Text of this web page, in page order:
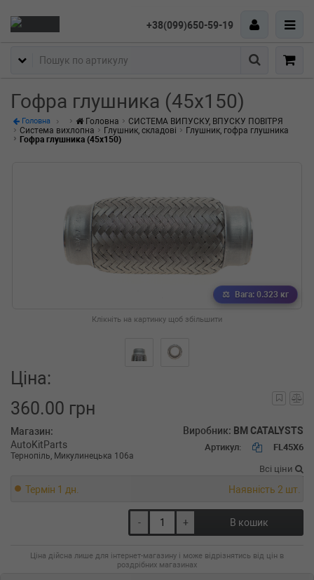
+38(099)650-59-19
Пошук
Гофра глушника (45x150)
Головна Головна
СИСТЕМА ВИПУСКУ, ВПУСКУ ПОВІТРЯ
Система вихлопна
Глушник, складові
Глушник, гофра глушника
Гофра глушника (45x150)
Вага: 0.323 кг
Клікніть на картинку щоб збільшити
Ціна:
360.00 грн
Магазин:
AutoKitParts
Тернопіль, Микулинецька 106а
Виробник: BM CATALYSTS
Артикул: FL45X6
Всі ціни
Термін 1 дн. Наявність 2 шт.
- + В кошик
Ціна дійсна лише для інтернет-магазину і може відрізнятись від цін в
роздрібних магазинах